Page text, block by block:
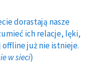
dorastają nasze
ich relacje, lęki,
już nie istnieje.
w sieci)